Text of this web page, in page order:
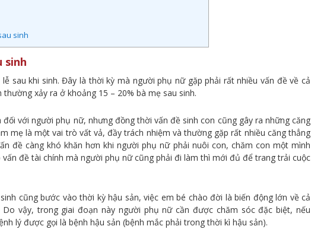
sinh
sinh
sau khi sinh. Đây là thời kỳ mà người phụ nữ gặp phải rất nhiều vấn đề về cả
xảy ra ở khoảng 15 – 20% bà mẹ sau sinh.
với người phụ nữ, nhưng đồng thời vấn đề sinh con cũng gây ra những căng
mẹ là một vai trò vất vả, đầy trách nhiệm và thường gặp rất nhiều căng thẳng
đề càng khó khăn hơn khi người phụ nữ phải nuôi con, chăm con một mình
đề tài chính mà người phụ nữ cũng phải đi làm thì mới đủ để trang trải cuộc
cũng bước vào thời kỳ hậu sản, việc em bé chào đời là biến động lớn về cả
vậy, trong giai đoạn này người phụ nữ cần được chăm sóc đặc biệt, nếu
lý được gọi là bệnh hậu sản (bệnh mắc phải trong thời kì hậu sản).